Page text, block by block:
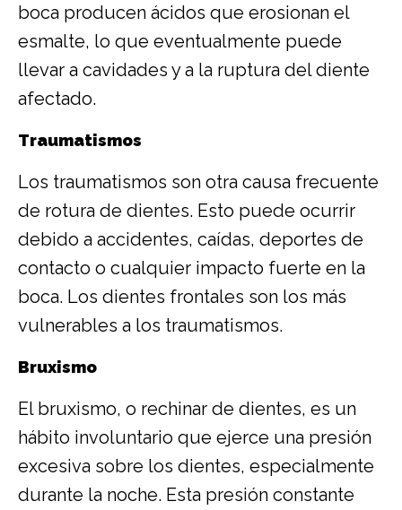
boca producen ácidos que erosionan el
esmalte, lo que eventualmente puede
llevar a cavidades y a la ruptura del diente
afectado.
Traumatismos
Los traumatismos son otra causa frecuente
de rotura de dientes. Esto puede ocurrir
debido a accidentes, caídas, deportes de
contacto o cualquier impacto fuerte en la
boca. Los dientes frontales son los más
vulnerables a los traumatismos.
Bruxismo
El bruxismo, o rechinar de dientes, es un
hábito involuntario que ejerce una presión
excesiva sobre los dientes, especialmente
durante la noche. Esta presión constante